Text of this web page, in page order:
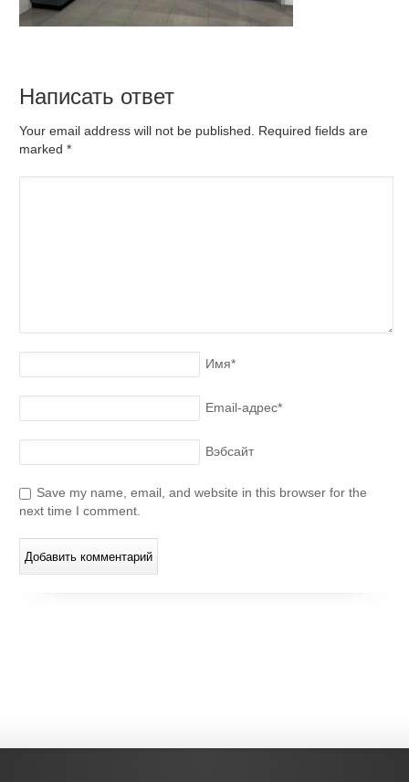
Написать ответ
Your email address will not be published. Required fields are
marked*
Имя*
Email-адрес*
Вэбсайт
Save my name, email, and website in this browser for the
next time I comment.